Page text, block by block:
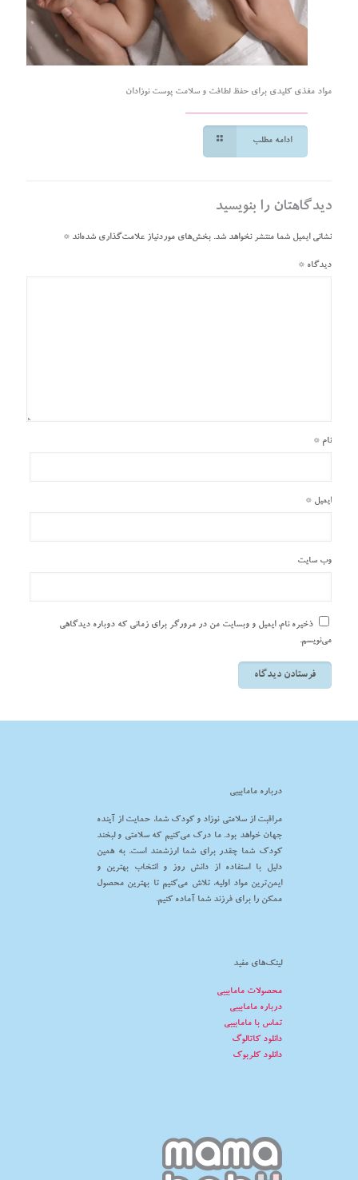
مواد مغذی کلیدی برای حفظ لطافت و سلامت پوست نوزادان
ادامه مطلب
دیدگاهتان را بنویسید
نشانی ایمیل شما منتشر نخواهد شد. بخش‌های موردنیاز علامت‌گذاری شده‌اند *
دیدگاه *
نام *
ایمیل *
وب‌ سایت
ذخیره نام، ایمیل و وبسایت من در مرورگر برای زمانی که دوباره دیدگاهی
می‌نویسم.
درباره مامابیبی
مراقبت از سلامتی نوزاد و کودک شما، حمایت از آینده
جهان خواهد بود. ما درک می‌کنیم که سلامتی و لبخند
کودک شما چقدر برای شما ارزشمند است. به همین
دلیل با استفاده از دانش روز و انتخاب بهترین و
ایمن‌ترین مواد اولیه، تلاش می‌کنیم تا بهترین محصول
ممکن را برای فرزند شما آماده کنیم.
لینک‌های مفید
محصولات مامابیبی
درباره مامابیبی
تماس با مامابیبی
دانلود کاتالوگ
دانلود کلربوک